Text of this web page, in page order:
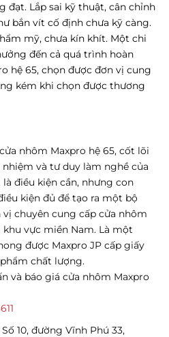
đạt. Lắp sai kỹ thuật, cân chỉnh
bắn vít cố định chưa kỹ càng.
mỹ, chưa kín khít. Một chi
đến cả quá trình hoàn
hệ 65, chọn được đơn vị cung
kém khi chọn được thương
nhôm Maxpro hệ 65, cốt lõi
và tư duy làm nghề của
điều kiện cần, nhưng con
kiện đủ để tạo ra một bộ
chuyên cung cấp cửa nhôm
vực miền Nam. Là một
được Maxpro JP cấp giấy
chất lượng.
và báo giá cửa nhôm Maxpro
10, đường Vĩnh Phú 33,